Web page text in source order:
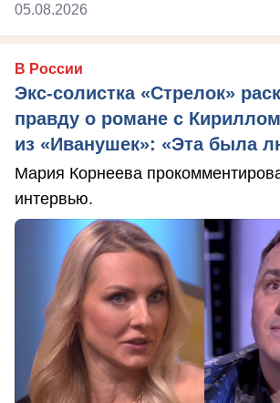
05.08.2026
В России
Экс-солистка «Стрелок»
правду о романе с
из «Иванушек»: «Эта была
Мария Корнеева
интервью.